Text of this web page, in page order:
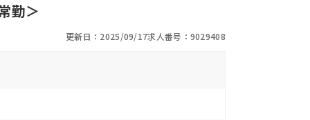
勤＞
更新日：2025/09/17求人番号：9029408